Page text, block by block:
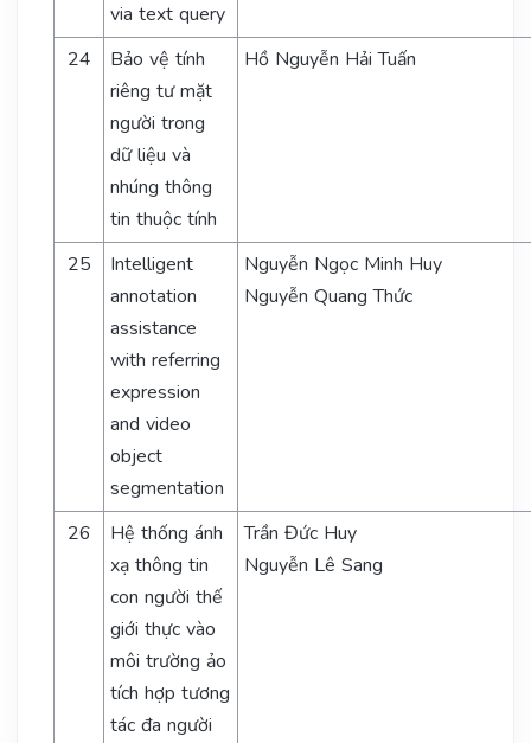
via text query
24
Bảo vệ tính
riêng tư mặt
người trong
dữ liệu và
nhúng thông
tin thuộc tính
Hồ Nguyễn Hải Tuấn
25
Intelligent
annotation
assistance
with referring
expression
and video
object
segmentation
Nguyễn Ngọc Minh Huy
Nguyễn Quang Thức
26
Hệ thống ánh
xạ thông tin
con người thế
giới thực vào
môi trường ảo
tích hợp tương
tác đa người
Trần Đức Huy
Nguyễn Lê Sang